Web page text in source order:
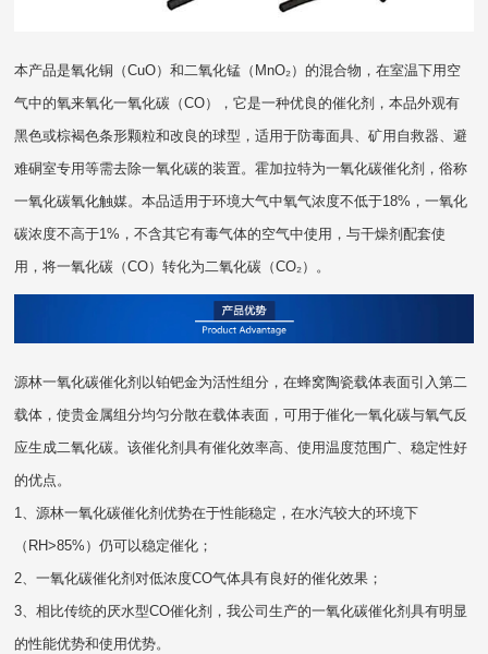
本产品是氧化铜（CuO）和二氧化锰（MnO₂）的混合物，在室温下用空
气中的氧来氧化一氧化碳（CO），它是一种优良的催化剂，本品外观有
黑色或棕褐色条形颗粒和改良的球型，适用于防毒面具、矿用自救器、避
难硐室专用等需去除一氧化碳的装置。霍加拉特为一氧化碳催化剂，俗称
一氧化碳氧化触媒。本品适用于环境大气中氧气浓度不低于18%，一氧化
碳浓度不高于1%，不含其它有毒气体的空气中使用，与干燥剂配套使
用，将一氧化碳（CO）转化为二氧化碳（CO₂）。
源林一氧化碳催化剂以铂钯金为活性组分，在蜂窝陶瓷载体表面引入第二
载体，使贵金属组分均匀分散在载体表面，可用于催化一氧化碳与氧气反
应生成二氧化碳。该催化剂具有催化效率高、使用温度范围广、稳定性好
的优点。
1、源林一氧化碳催化剂优势在于性能稳定，在水汽较大的环境下
（RH>85%）仍可以稳定催化；
2、一氧化碳催化剂对低浓度CO气体具有良好的催化效果；
3、相比传统的厌水型CO催化剂，我公司生产的一氧化碳催化剂具有明显
的性能优势和使用优势。